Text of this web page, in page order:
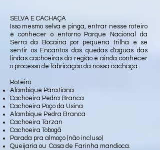
SELVA E CACHAÇA
Isso mesmo selva e pinga, entrar nesse roteiro
é conhecer o entorno Parque Nacional da
Serra da Bocaina por pequena trilha e se
sentir os Encantos das quedas d'aguas das
lindas cachoeiras da região e ainda conhecer
o processo de fabricação da nossa cachaça.
Roteiro:
Alambique Paratiana
Cachoeira Pedra Branca
Cachoeira Poço da Usina
Alambique Pedra Branca
Cachoeira Tarzan
Cachoeira Tobogã
Parada pra almoço (não incluso)
Queijaria ou Casa de Farinha mandioca.